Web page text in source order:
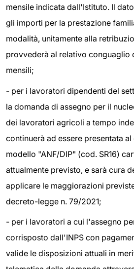
mensile indicata dall'Istituto. Il
gli importi per la prestazione
modalità, unitamente alla
provvederà al relativo conguaglio
mensili;
- per i lavoratori dipendenti del
la domanda di assegno per il
dei lavoratori agricoli a tempo
continuerà ad essere presentata
modello "ANF/DIP" (cod. SR16)
attualmente previsto, e sarà cura
applicare le maggiorazioni
decreto-legge n. 79/2021;
- per i lavoratori a cui l'assegno
corrisposto dall'INPS con
valide le disposizioni attuali in